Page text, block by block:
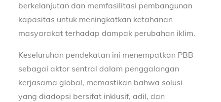
berkelanjutan dan memfasilitasi pembangunan
kapasitas untuk meningkatkan ketahanan
masyarakat terhadap dampak perubahan iklim.
Keseluruhan pendekatan ini menempatkan PBB
sebagai aktor sentral dalam penggalangan
kerjasama global, memastikan bahwa solusi
yang diadopsi bersifat inklusif, adil, dan